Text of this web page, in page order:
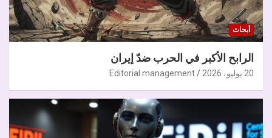
أبحاث
الرابح الأكبر في الحرب ضدّ إيران
20 يوليو، 2026 Editorial management